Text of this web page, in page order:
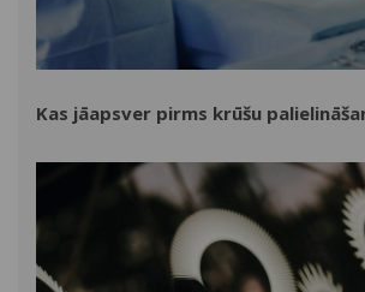
Kas jāapsver pirms krūšu